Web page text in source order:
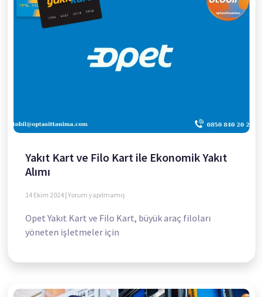
Yakıt Kart ve Filo Kart ile Ekonomik Yakıt
Alımı
14 Ekim 2024 Yorum yapılmamış
Opet Yakıt Kart ve Filo Kart, büyük araç filoları
yöneten işletmeler için